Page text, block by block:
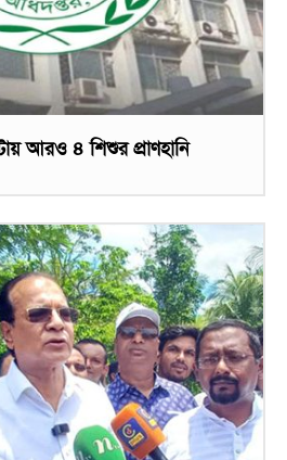
আরও ৪ শিশুর প্রাণহানি